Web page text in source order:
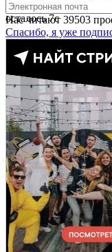
Нас читают 39503
Спасибо, я уже
осталось7с